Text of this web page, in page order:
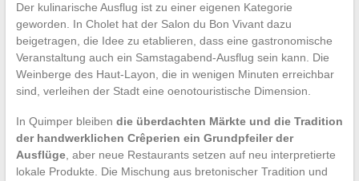
Der kulinarische Ausflug ist zu einer eigenen Kategorie
geworden. In Cholet hat der Salon du Bon Vivant dazu
beigetragen, die Idee zu etablieren, dass eine gastronomische
Veranstaltung auch ein Samstagabend-Ausflug sein kann. Die
Weinberge des Haut-Layon, die in wenigen Minuten erreichbar
sind, verleihen der Stadt eine oenotouristische Dimension.
In Quimper bleiben die überdachten Märkte und die Tradition
der handwerklichen Crêperien ein Grundpfeiler der
Ausflüge, aber neue Restaurants setzen auf neu interpretierte
lokale Produkte. Die Mischung aus bretonischer Tradition und